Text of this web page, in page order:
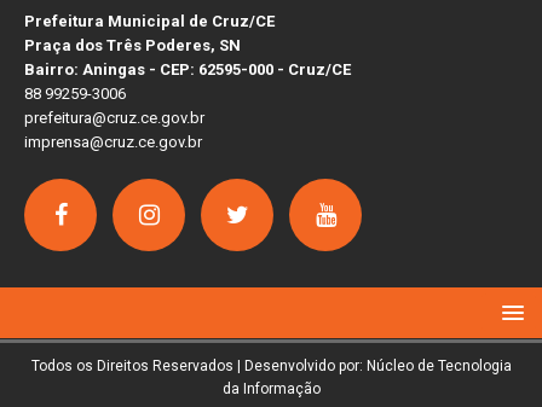
Prefeitura Municipal de Cruz/CE
Praça dos Três Poderes, SN
Bairro: Aningas - CEP: 62595-000 - Cruz/CE
88 99259-3006
prefeitura@cruz.ce.gov.br
imprensa@cruz.ce.gov.br
Todos os Direitos Reservados | Desenvolvido por: Núcleo de Tecnologia
da Informação